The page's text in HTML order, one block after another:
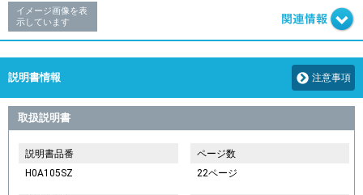
イメージ画像を表
示しています
説明書情報 注意事項
取扱説明書
説明書品番
H0A105SZ
ページ数
22ページ